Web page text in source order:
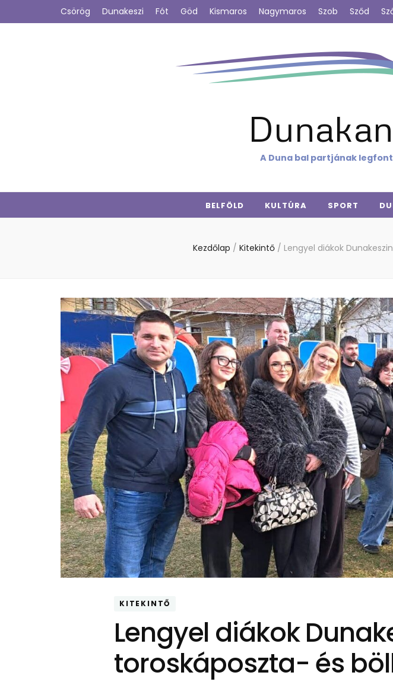
Csörög Dunakeszi Fót Göd Kismaros Nagymaros Szob Sződ
A Duna bal partjának
BELFÖLD KULTÚRA SPORT
Kezdőlap / Kitekintő / Lengyel diákok
KITEKINTŐ
Lengyel diákok
toroskáposzta- és